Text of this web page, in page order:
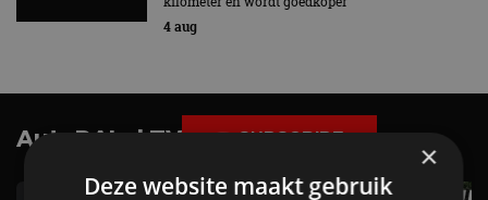
4 aug
AutoRAI.nl TV SUBSCRIBE
×
Deze website maakt gebruik